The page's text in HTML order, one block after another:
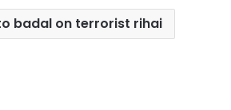
badal on terrorist rihai